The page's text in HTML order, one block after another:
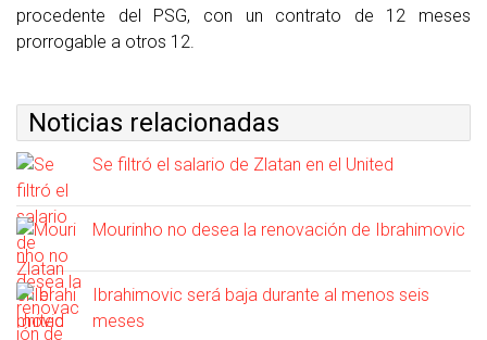
procedente del PSG, con un contrato de 12 meses
prorrogable a otros 12.
Noticias relacionadas
Se filtró el salario de Zlatan en el United
Mourinho no desea la renovación de Ibrahimovic
Ibrahimovic será baja durante al menos seis
meses